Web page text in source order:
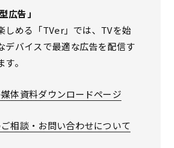
広告」
しめる「TVer」では、TVを始
デバイスで最適な広告を配信す
。
体資料ダウンロードページ
相談・お問い合わせについて